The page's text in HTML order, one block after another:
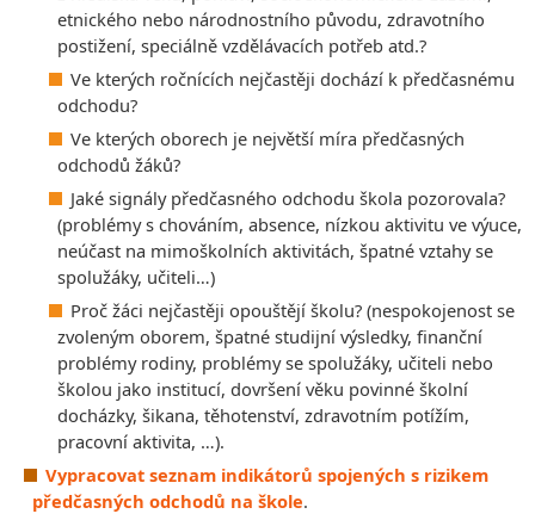
etnického nebo národnostního původu, zdravotního
postižení, speciálně vzdělávacích potřeb atd.?
Ve kterých ročnících nejčastěji dochází k předčasnému
odchodu?
Ve kterých oborech je největší míra předčasných
odchodů žáků?
Jaké signály předčasného odchodu škola pozorovala?
(problémy s chováním, absence, nízkou aktivitu ve výuce,
neúčast na mimoškolních aktivitách, špatné vztahy se
spolužáky, učiteli…)
Proč žáci nejčastěji opouštějí školu? (nespokojenost se
zvoleným oborem, špatné studijní výsledky, finanční
problémy rodiny, problémy se spolužáky, učiteli nebo
školou jako institucí, dovršení věku povinné školní
docházky, šikana, těhotenství, zdravotním potížím,
pracovní aktivita, …).
Vypracovat seznam indikátorů spojených s rizikem
předčasných odchodů na škole.